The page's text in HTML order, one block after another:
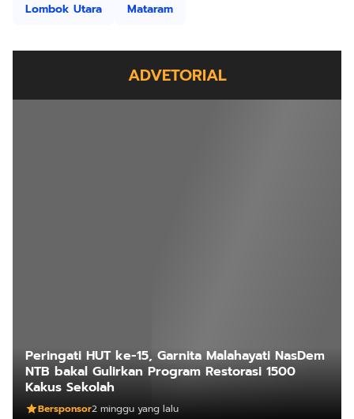
Lombok Utara
Mataram
ADVETORIAL
Peringati HUT ke-15, Garnita Malahayati NasDem
NTB bakal Gulirkan Program Restorasi 1500
Kakus Sekolah
Bersponsor2 minggu yang lalu